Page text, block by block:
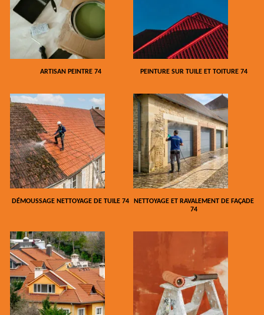
ARTISAN PEINTRE 74 PEINTURE SUR TUILE ET TOITURE 74
DÉMOUSSAGE NETTOYAGE DE TUILE 74
NETTOYAGE ET RAVALEMENT DE FAÇADE
74